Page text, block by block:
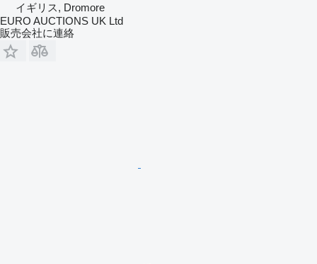
イギリス, Dromore
EURO AUCTIONS UK Ltd
販売会社に連絡